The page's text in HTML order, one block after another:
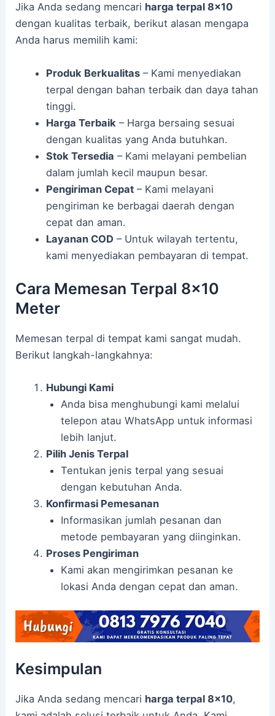
Jika Anda sedang mencari harga terpal 8×10
dengan kualitas terbaik, berikut alasan mengapa
Anda harus memilih kami:
Produk Berkualitas– Kami menyediakan
terpal dengan bahan terbaik dan daya tahan
tinggi.
Harga Terbaik – Harga bersaing sesuai
dengan kualitas yang Anda butuhkan.
Stok Tersedia – Kami melayani pembelian
dalam jumlah kecil maupun besar.
Pengiriman Cepat– Kami melayani
pengiriman ke berbagai daerah dengan
cepat dan aman.
Layanan COD – Untuk wilayah tertentu,
kami menyediakan pembayaran di tempat.
Cara Memesan Terpal 8×10
Meter
Memesan terpal di tempat kami sangat mudah.
Berikut langkah-langkahnya:
Hubungi Kami
Anda bisa menghubungi kami melalui
telepon atau WhatsApp untuk informasi
lebih lanjut.
Pilih Jenis Terpal
Tentukan jenis terpal yang sesuai
dengan kebutuhan Anda.
Konfirmasi Pemesanan
Informasikan jumlah pesanan dan
metode pembayaran yang diinginkan.
Proses Pengiriman
Kami akan mengirimkan pesanan ke
lokasi Anda dengan cepat dan aman.
Kesimpulan
Jika Anda sedang mencari harga terpal 8×10,